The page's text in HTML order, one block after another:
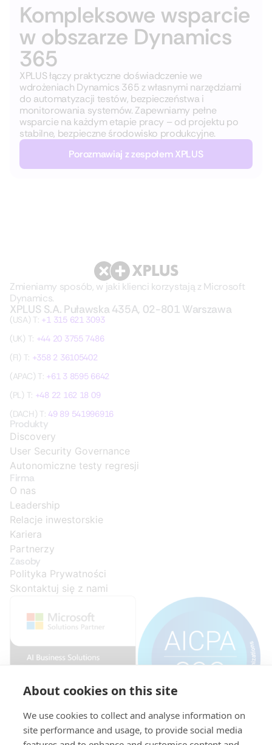
Kompleksowe wsparcie
w obszarze Dynamics
365
XPLUS łączy praktyczne doświadczenie we
wdrożeniach Dynamics 365 z własnymi narzędziami
do automatyzacji testów, bezpieczeństwa i
monitorowania systemów. Zapewniamy pełne
wsparcie na każdym etapie pracy – od projektu po
stabilne, bezpieczne środowisko produkcyjne.
Porozmawiaj z zespołem XPLUS
Zmieniamy sposób, w jaki klienci korzystają z Microsoft
Dynamics.
XPLUS S.A. Puławska 435A, 02-801 Warszawa
(USA) T: +1 315 621 3093
(UK) T: +44 20 3755 7486
(FI) T: +358 2 36105402
(APAC) T: +61 3 8595 6642
(PL) T: +48 22 162 18 09
(DACH) T: 49 89 541996916
Produkty
Discovery
User Security Governance
Autonomiczne testy regresji
Firma
O nas
Leadership
Relacje inwestorskie
Kariera
Partnerzy
Zasoby
Polityka Prywatności
Skontaktuj się z nami
About cookies on this site
We use cookies to collect and analyse information on
site performance and usage, to provide social media